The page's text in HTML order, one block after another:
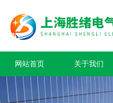
网站首页 关于我们